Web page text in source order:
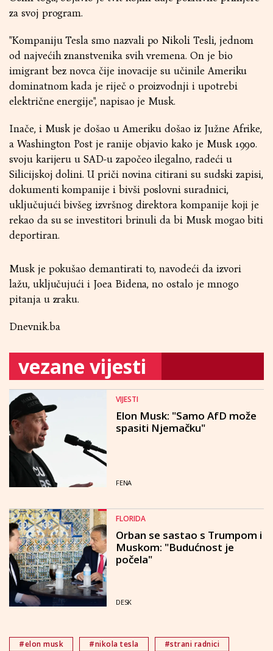
za svoj program.
"Kompaniju Tesla smo nazvali po Nikoli Tesli, jednom
od najvećih znanstvenika svih vremena. On je bio
imigrant bez novca čije inovacije su učinile Ameriku
dominatnom kada je riječ o proizvodnji i upotrebi
električne energije", napisao je Musk.
Inače, i Musk je došao u Ameriku došao iz Južne Afrike,
a Washington Post je ranije objavio kako je Musk 1990.
svoju karijeru u SAD-u započeo ilegalno, radeći u
Silicijskoj dolini. U priči novina citirani su sudski zapisi,
dokumenti kompanije i bivši poslovni suradnici,
uključujući bivšeg izvršnog direktora kompanije koji je
rekao da su se investitori brinuli da bi Musk mogao biti
deportiran.
Musk je pokušao demantirati to, navodeći da izvori
lažu, uključujući i Joea Bidena, no ostalo je mnogo
pitanja u zraku.
Dnevnik.ba
vezane vijesti
VIJESTI
Elon Musk: "Samo AfD može
spasiti Njemačku"
FENA
FLORIDA
Orban se sastao s Trumpom i
Muskom: "Budućnost je
počela"
DESK
#elon musk #nikola tesla #strani radnici